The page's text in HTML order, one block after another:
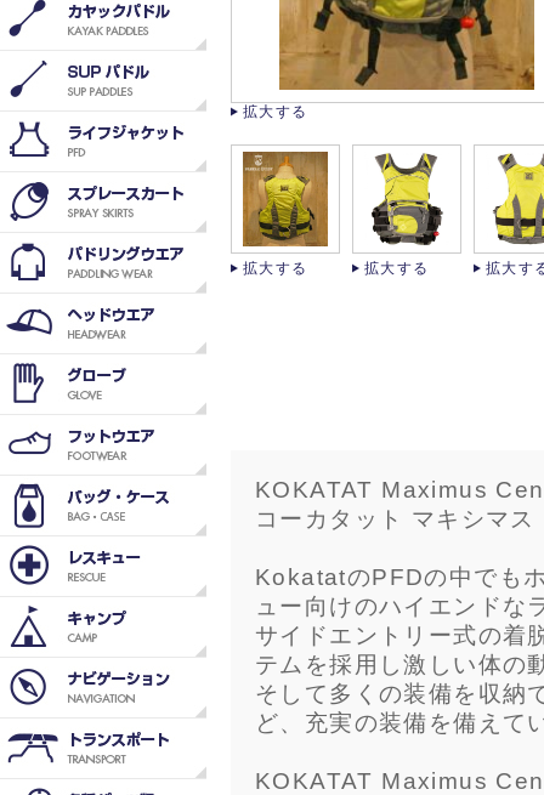
拡大する
拡大する 拡大する 拡大す
KOKATAT Maximus
コーカタット マキシマ
KokatatのPFDの中でも
ュー向けのハイエンドな
サイドエントリー式の着
テムを採用し激しい体の
そして多くの装備を収納
ど、充実の装備を備えて
KOKATAT Maximus